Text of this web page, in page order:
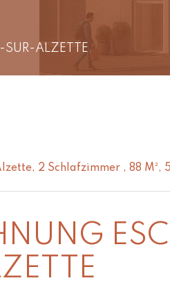
SUR-ALZETTE
2 Schlafzimmer , 88 M²,